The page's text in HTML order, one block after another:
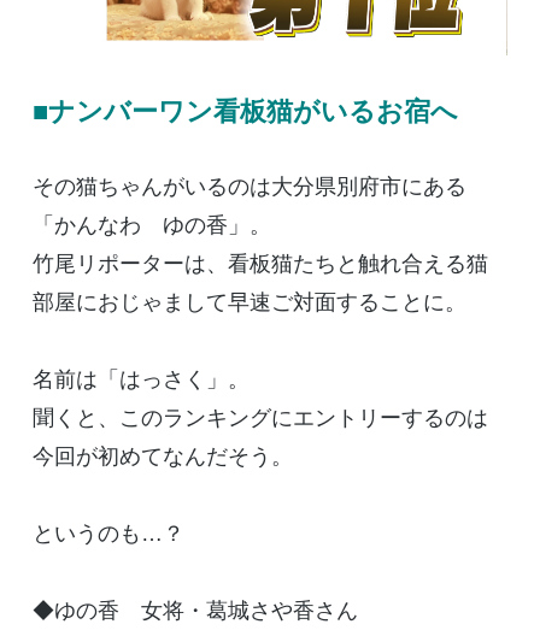
■ナンバーワン看板猫がいるお宿へ
その猫ちゃんがいるのは大分県別府市にある
「かんなわ ゆの香」。
竹尾リポーターは、看板猫たちと触れ合える猫
部屋におじゃまして早速ご対面することに。
名前は「はっさく」。
聞くと、このランキングにエントリーするのは
今回が初めてなんだそう。
というのも…？
◆ゆの香 女将・葛城さや香さん